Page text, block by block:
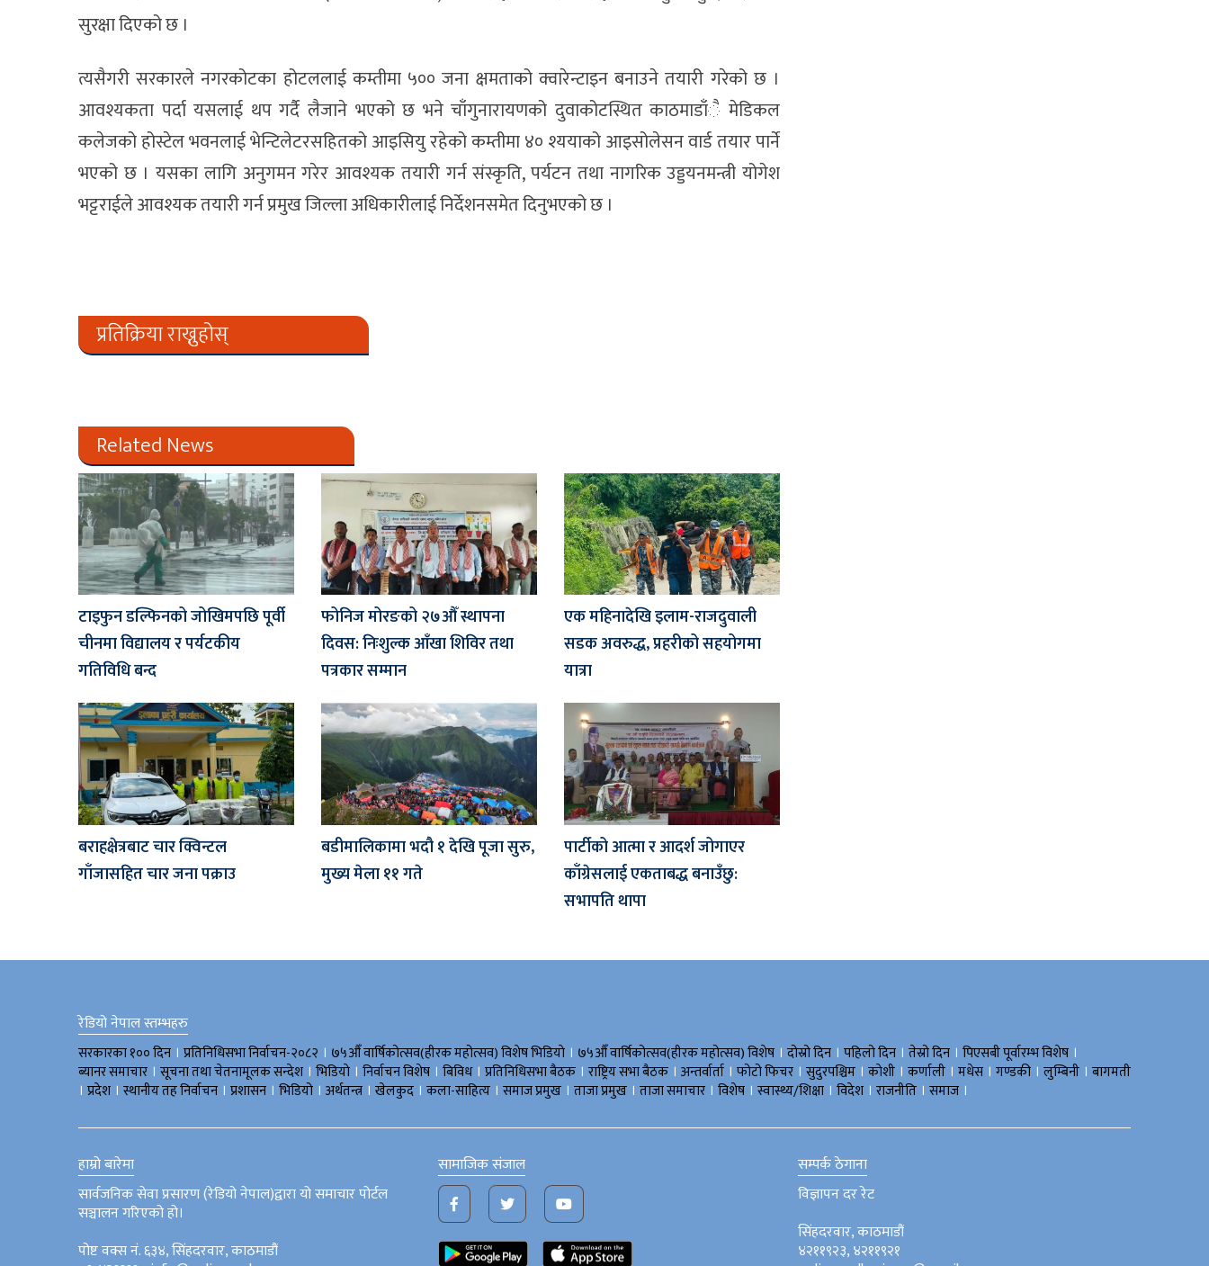
सुरक्षा दिएको छ ।
त्यसैगरी सरकारले नगरकोटका होटललाई कम्तीमा ५०० जना क्षमताको क्वारेन्टाइन बनाउने तयारी गरेको छ ।
आवश्यकता पर्दा यसलाई थप गर्दै लैजाने भएको छ भने चाँगुनारायणको दुवाकोटस्थित काठमाडाँै मेडिकल
कलेजको होस्टेल भवनलाई भेन्टिलेटरसहितको आइसियु रहेको कम्तीमा ४० श्ययाको आइसोलेसन वार्ड तयार पार्ने
भएको छ । यसका लागि अनुगमन गरेर आवश्यक तयारी गर्न संस्कृति, पर्यटन तथा नागरिक उड्डयनमन्त्री योगेश
भट्टराईले आवश्यक तयारी गर्न प्रमुख जिल्ला अधिकारीलाई निर्देशनसमेत दिनुभएको छ ।
प्रतिक्रिया राख्नुहोस्
Related News
टाइफुन डल्फिनको जोखिमपछि पूर्वी
चीनमा विद्यालय र पर्यटकीय
गतिविधि बन्द
फोनिज मोरङको २७औँ स्थापना
दिवस: निःशुल्क आँखा शिविर तथा
पत्रकार सम्मान
एक महिनादेखि इलाम-राजदुवाली
सडक अवरुद्ध, प्रहरीको सहयोगमा
यात्रा
बराहक्षेत्रबाट चार क्विन्टल
गाँजासहित चार जना पक्राउ
बडीमालिकामा भदौ १ देखि पूजा सुरु,
मुख्य मेला ११ गते
पार्टीको आत्मा र आदर्श जोगाएर
काँग्रेसलाई एकताबद्ध बनाउँछु:
सभापति थापा
रेडियो नेपाल स्तम्भहरु
सरकारका १०० दिन । प्रतिनिधिसभा निर्वाचन-२०८२ । ७५औँ वार्षिकोत्सव(हीरक महोत्सव) विशेष भिडियाे । ७५औँ वार्षिकोत्सव(हीरक महोत्सव) विशेष । दोस्रो दिन । पहिलो दिन । तेस्रो दिन । पिएसबी पूर्वारम्भ विशेष ।
ब्यानर समाचार । सूचना तथा चेतनामूलक सन्देश । भिडियाे । निर्वाचन विशेष । बिविध। प्रतिनिधिसभा बैठक । राष्ट्रिय सभा बैठक । अन्तर्वार्ता । फोटो फिचर । सुदुरपश्चिम । काेशी । कर्णाली । मधेस । गण्डकी । लुम्बिनी । बागमती
। प्रदेश । स्थानीय तह निर्वाचन । प्रशासन । भिडियो । अर्थतन्त्र । खेलकुद । कला-साहित्य । समाज प्रमुख । ताजा प्रमुख । ताजा समाचार । विशेष । स्वास्थ्य/शिक्षा । विदेश । राजनीति । समाज ।
हाम्रो बारेमा
सार्वजनिक सेवा प्रसारण (रेडियो नेपाल)द्वारा यो समाचार पोर्टल
सञ्चालन गरिएको हो।
पोष्ट वक्स नं. ६३४, सिंहदरवार, काठमाडौं
सामाजिक संजाल
सम्पर्क ठेगाना
विज्ञापन दर रेट
सिंहदरवार, काठमाडौं
४२११९२३, ४२११९२१